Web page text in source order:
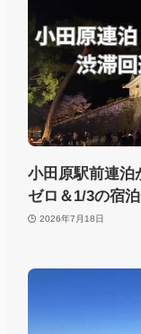
小田原駅前連泊
ゼロ＆1/3の宿
2026年7月18日